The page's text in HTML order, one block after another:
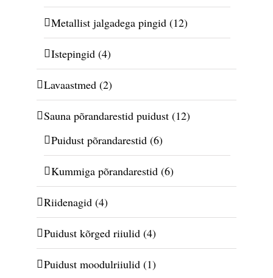
Metallist jalgadega pingid (12)
Istepingid (4)
Lavaastmed (2)
Sauna põrandarestid puidust (12)
Puidust põrandarestid (6)
Kummiga põrandarestid (6)
Riidenagid (4)
Puidust kõrged riiulid (4)
Puidust moodulriiulid (1)